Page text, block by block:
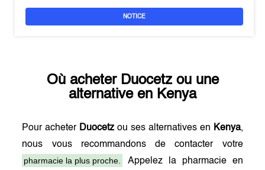
NOTICE
Où acheter Duocetzou une
alternative en Kenya
Pour acheter Duocetz ou ses alternatives en Kenya,
nous vous recommandons de contacter votre
pharmacie la plus proche.
Appelez la pharmacie en